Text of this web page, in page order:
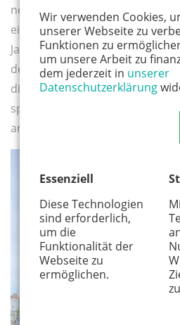
Wir verwenden Cookies,
unserer Webseite zu
Funktionen zu
um unsere Arbeit zu
dem jederzeit in unserer
Datenschutzerklärung
Essenziell
Diese Technologien
sind erforderlich,
um die
Funktionalität der
Webseite zu
ermöglichen.
nehmen. Es ist das
eigentlich Alt St. Maternus und
Jahrhundert. Das macht einen
demütig, vor solch einem alten
die abgelaufenen
spüren. Ihr seid jetzt im alten
angelangt und das hat etwas